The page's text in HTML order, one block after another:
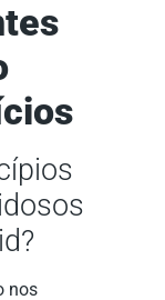
nos